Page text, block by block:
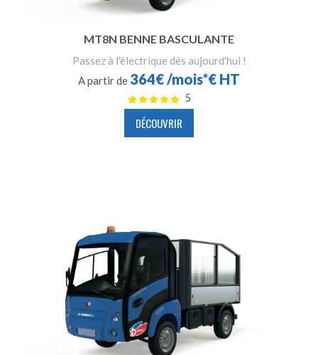
MT8N BENNE BASCULANTE
Passez à l'électrique dès aujourd'hui !
A partir de 364€ /mois*€ HT
5
DÉCOUVRIR